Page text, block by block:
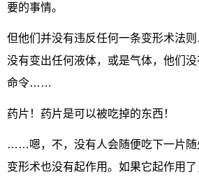
要的事情。
但他们并没有违反任何一条变形术法
没有变出任何液体，或是气体，他们
命令……
药片！药片是可以被吃掉的东西！
……嗯，不，没有人会随便吃下一片随
变形术也没有起作用。如果它起作用